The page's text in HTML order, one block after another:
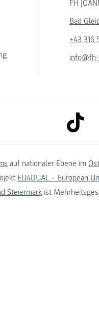
FH
Bad
+43 316
to linkedin link
auf nationaler Ebene im
EU4DUAL – European
Steiermark ist